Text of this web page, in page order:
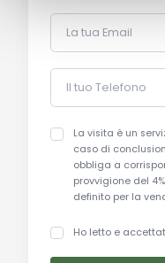
circostante
in tranquillità.
Superficie totale:
Fabbricati
Stalle: 150 mq
Capanno
Giardino: circa
Stato di
La tua Email
Il tuo Telefono
La visita è un
caso di
obbliga a
provvigione del
definito per la
Ho letto e